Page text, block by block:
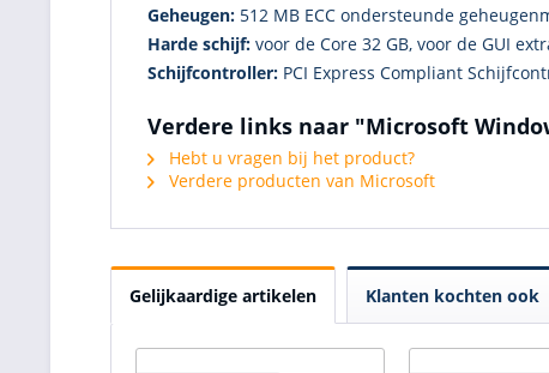
Geheugen: 512 MB ECC ondersteunde
Harde schijf: voor de Core 32 GB, voor de GUI
Schijfcontroller: PCI Express Compliant
Verdere links naar "Microsoft
Hebt u vragen bij het product?
Verdere producten van Microsoft
Gelijkaardige artikelen Klanten kochten ook